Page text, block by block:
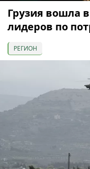
Грузия вошла
лидеров по
РЕГИОН